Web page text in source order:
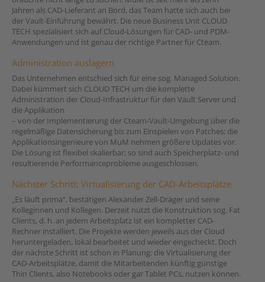
Jahren als CAD-Lieferant an Bord, das Team hatte sich auch bei
der Vault-Einführung bewährt. Die neue Business Unit CLOUD
TECH spezialisiert sich auf Cloud-Lösungen für CAD- und PDM-
Anwendungen und ist genau der richtige Partner für Cteam.
Administration auslagern
Das Unternehmen entschied sich für eine sog. Managed Solution.
Dabei kümmert sich CLOUD TECH um die komplette
Administration der Cloud-Infrastruktur für den Vault Server und
die Applikation
– von der Implementierung der Cteam-Vault-Umgebung über die
regelmäßige Datensicherung bis zum Einspielen von Patches; die
Applikationsingenieure von MuM nehmen größere Updates vor.
Die Lösung ist flexibel skalierbar; so sind auch Speicherplatz- und
resultierende Performanceprobleme ausgeschlossen.
Nächster Schritt: Virtualisierung der CAD-Arbeitsplätze
„Es läuft prima“, bestätigen Alexander Zell-Dräger und seine
Kolleginnen und Kollegen. Derzeit nutzt die Konstruktion sog. Fat
Clients, d. h. an jedem Arbeitsplatz ist ein kompletter CAD-
Rechner installiert. Die Projekte werden jeweils aus der Cloud
heruntergeladen, lokal bearbeitet und wieder eingecheckt. Doch
der nächste Schritt ist schon in Planung: die Virtualisierung der
CAD-Arbeitsplätze, damit die Mitarbeitenden künftig günstige
Thin Clients, also Notebooks oder gar Tablet PCs, nutzen können.